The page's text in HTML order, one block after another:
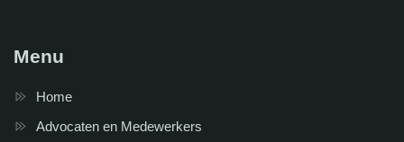
Menu
Home
Advocaten en Medewerkers